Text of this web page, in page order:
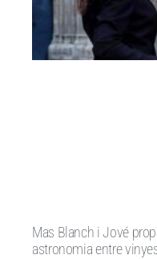
Mas Blanch i Jové
astronomia entre